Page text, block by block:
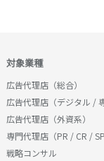
内容をすべて承
意思表示は、本
み認められるこ
３．弊社は、本
ることが不適切
をお断りするこ
て遵守します。
2．個人情報の
ステムおよび関
3．個人情報は
で利用し、目的
対象業種
広告代理店（総合）
広告代理店（デジタル /
広告代理店（外資系）
専門代理店（PR / CR / SP
戦略コンサル